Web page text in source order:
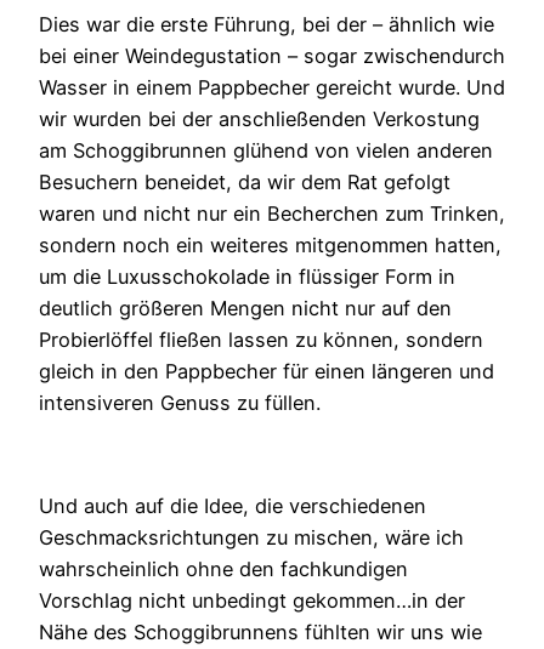
Dies war die erste Führung, bei der – ähnlich wie
bei einer Weindegustation – sogar zwischendurch
Wasser in einem Pappbecher gereicht wurde. Und
wir wurden bei der anschließenden Verkostung
am Schoggibrunnen glühend von vielen anderen
Besuchern beneidet, da wir dem Rat gefolgt
waren und nicht nur ein Becherchen zum Trinken,
sondern noch ein weiteres mitgenommen hatten,
um die Luxusschokolade in flüssiger Form in
deutlich größeren Mengen nicht nur auf den
Probierlöffel fließen lassen zu können, sondern
gleich in den Pappbecher für einen längeren und
intensiveren Genuss zu füllen.
Und auch auf die Idee, die verschiedenen
Geschmacksrichtungen zu mischen, wäre ich
wahrscheinlich ohne den fachkundigen
Vorschlag nicht unbedingt gekommen…in der
Nähe des Schoggibrunnens fühlten wir uns wie